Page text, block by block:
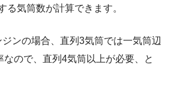
る気筒数が計算できます。
ンの場合、直列3気筒では一気筒辺
なので、直列4気筒以上が必要、と